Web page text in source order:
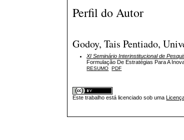
Perfil do Autor
Godoy, Tais Pentiado,
XI Seminário Interinstitucional de
Formulação De Estratégias Para A
RESUMO PDF
Este trabalho está licenciado sob uma